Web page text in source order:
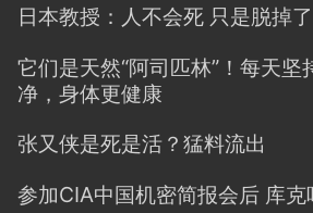
日本教授：人不会死 只是脱掉
它们是天然“阿司匹林”！每天
净，身体更健康
张又侠是死是活？猛料流出
参加CIA中国机密简报会后 库